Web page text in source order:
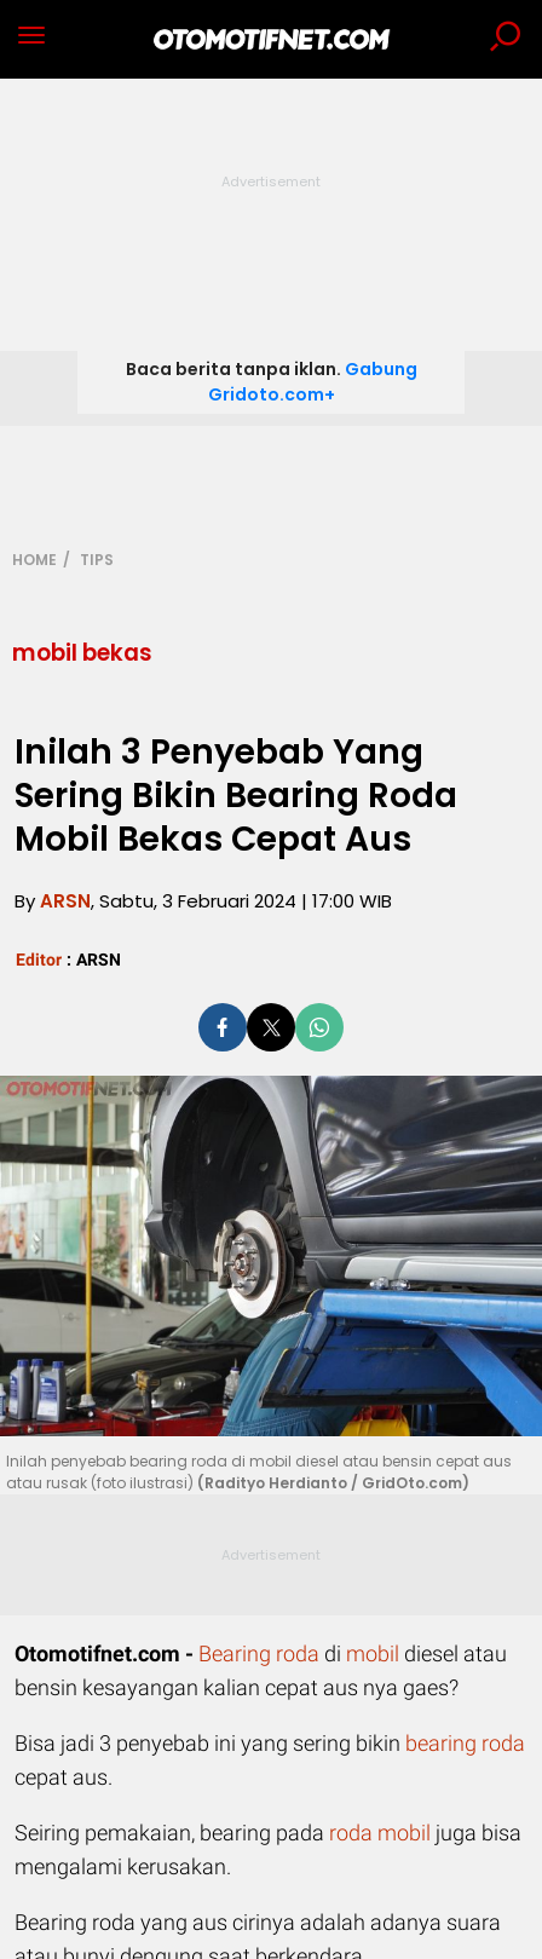
Baca berita tanpa iklan. Gabung
Gridoto.com+
HOME TIPS
mobil bekas
Inilah 3 Penyebab Yang
Sering Bikin Bearing Roda
Mobil Bekas Cepat Aus
ByARSN, Sabtu, 3 Februari 2024 | 17:00 WIB
Editor : ARSN
Inilah penyebab bearing roda di mobil diesel atau bensin cepat aus
atau rusak (foto ilustrasi) (Radityo Herdianto / GridOto.com)
Otomotifnet.com - Bearing roda di mobil diesel atau
bensin kesayangan kalian cepat aus nya gaes?
Bisa jadi 3 penyebab ini yang sering bikin bearing roda
cepat aus.
Seiring pemakaian, bearing pada roda mobil juga bisa
mengalami kerusakan.
Bearing roda yang aus cirinya adalah adanya suara